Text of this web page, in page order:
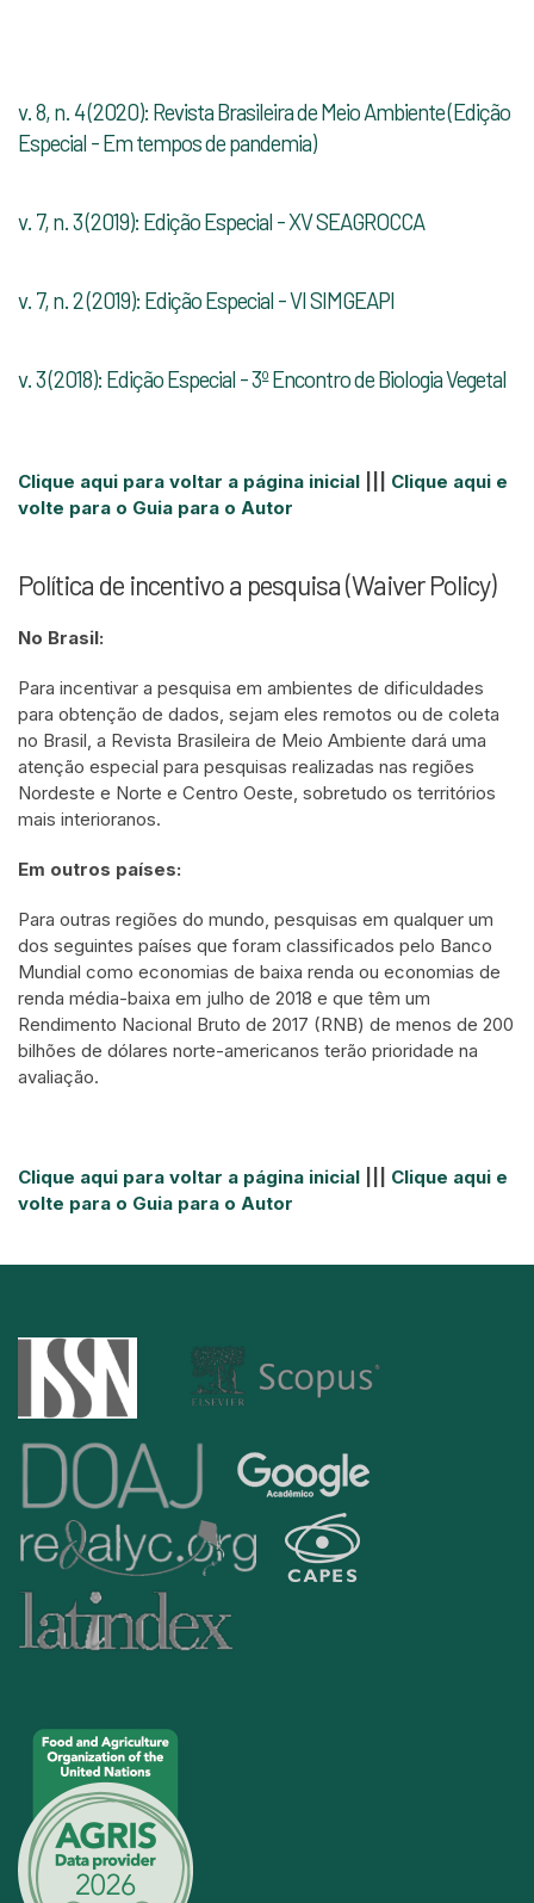
v. 8, n. 4 (2020): Revista Brasileira de Meio Ambiente (Edição
Especial - Em tempos de pandemia)
v. 7, n. 3 (2019): Edição Especial - XV SEAGROCCA
v. 7, n. 2 (2019): Edição Especial - VI SIMGEAPI
v. 3 (2018): Edição Especial - 3º Encontro de Biologia Vegetal
Clique aqui para voltar a página inicial
Clique aqui e
volte para o Guia para o Autor
Política de incentivo a pesquisa (Waiver Policy)
No Brasil:
Para incentivar a pesquisa em ambientes de dificuldades
para obtenção de dados, sejam eles remotos ou de coleta
no Brasil, a Revista Brasileira de Meio Ambiente dará uma
atenção especial para pesquisas realizadas nas regiões
Nordeste e Norte e Centro Oeste, sobretudo os territórios
mais interioranos.
Em outros países:
Para outras regiões do mundo, pesquisas em qualquer um
dos seguintes países que foram classificados pelo Banco
Mundial como economias de baixa renda ou economias de
renda média-baixa em julho de 2018 e que têm um
Rendimento Nacional Bruto de 2017 (RNB) de menos de 200
bilhões de dólares norte-americanos terão prioridade na
avaliação.
Clique aqui para voltar a página inicial
Clique aqui e
volte para o Guia para o Autor